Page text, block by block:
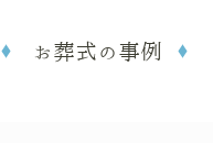
お葬式の事例